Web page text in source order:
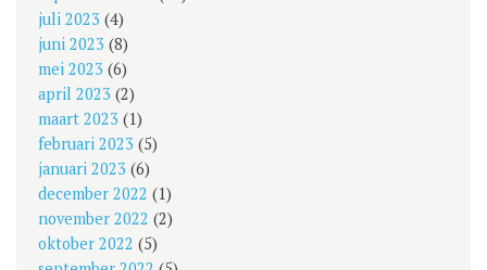
juli 2023 (4)
juni 2023 (8)
mei 2023 (6)
april 2023 (2)
maart 2023 (1)
februari 2023 (5)
januari 2023 (6)
december 2022 (1)
november 2022 (2)
oktober 2022 (5)